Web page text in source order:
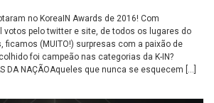
no KoreaIN Awards de 2016! Com
votos pelo twitter e site, de todos os lugares do
ficamos (MUITO!) surpresas com a paixão de
foi campeão nas categorias da K-IN?
DA NAÇÃOAqueles que nunca se esquecem […]